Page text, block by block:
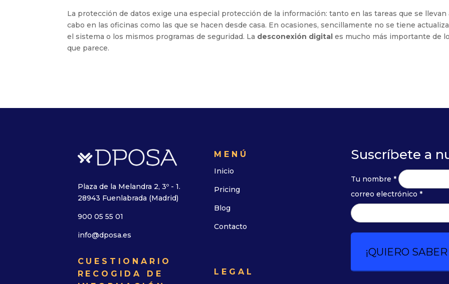
La protección de datos exige una especial protección de la información: tanto en las tareas que se llevan
cabo en las oficinas como las que se hacen desde casa. En ocasiones, sencillamente no se tiene
el sistema o los mismos programas de seguridad. La desconexión digitales mucho más importante de lo
que parece.
Plaza de la Melandra 2, 3º - 1.
28943 Fuenlabrada (Madrid)
900 05 55 01
info@dposa.es
CUESTIONARIO
RECOGIDA DE
MENÚ
Inicio
Pricing
Blog
Contacto
LEGAL
Suscríbete a
Tu nombre *
correo electrónico *